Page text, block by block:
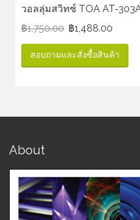
วอลลุ่มสวิทซ์ TOA AT-
฿1,750.00 ฿1,488.00
สอบถามและสั่งซื้อสินค้า
About